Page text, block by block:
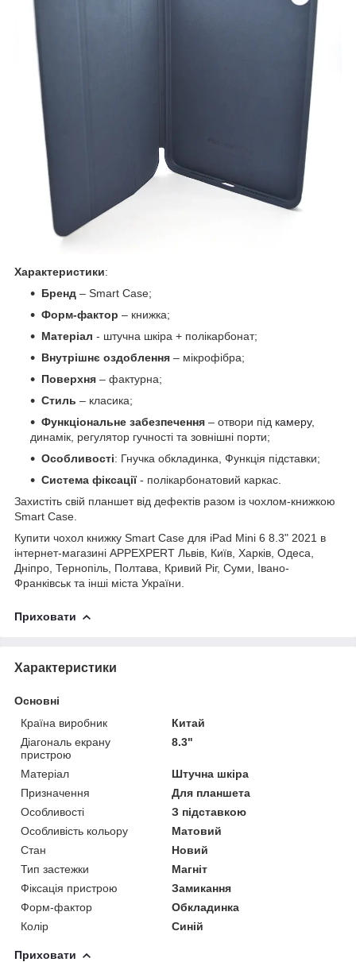
Характеристики:
Бренд – Smart Case;
Форм-фактор – книжка;
Матеріал - штучна шкіра + полікарбонат;
Внутрішнє оздоблення – мікрофібра;
Поверхня – фактурна;
Стиль – класика;
Функціональне забезпечення – отвори під камеру,
динамік, регулятор гучності та зовнішні порти;
Особливості: Гнучка обкладинка, Функція підставки;
Система фіксації- полікарбонатовий каркас.
Захистіть свій планшет від дефектів разом із чохлом-книжкою
Smart Case.
Купити чохол книжку Smart Case для iPad Mini 6 8.3" 2021 в
інтернет-магазині APPEXPERT Львів, Київ, Харків, Одеса,
Дніпро, Тернопіль, Полтава, Кривий Ріг, Суми, Івано-
Франківськ та інші міста України.
Приховати
Характеристики
Основні
Країна виробник
Китай
Діагональ екрану
пристрою
8.3"
Матеріал
Штучна шкіра
Призначення
Для планшета
Особливості
З підставкою
Особливість кольору
Матовий
Стан
Новий
Тип застежки
Магніт
Фіксація пристрою
Замикання
Форм-фактор
Обкладинка
Колір
Синій
Приховати